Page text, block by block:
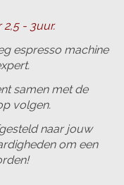
- 3uur.
espresso machine
samen met de
volgen.
naar jouw
om een